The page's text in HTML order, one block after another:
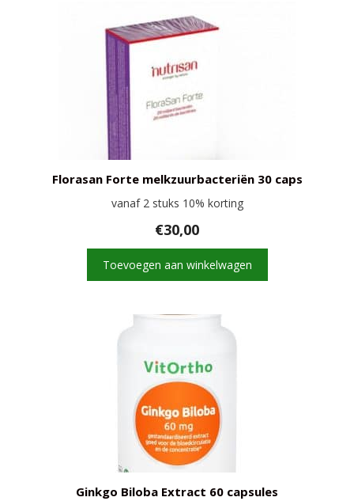
Florasan Forte melkzuurbacteriën 30 caps
vanaf 2 stuks 10% korting
€30,00
Toevoegen aan winkelwagen
Ginkgo Biloba Extract 60 capsules